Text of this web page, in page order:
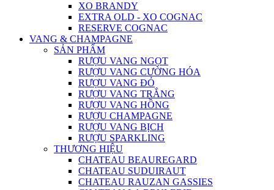
XO BRANDY
EXTRA OLD - XO COGNAC
RESERVE COGNAC
VANG & CHAMPAGNE
SẢN PHẨM
RƯỢU VANG NGỌT
RƯỢU VANG CƯỜNG HÓA
RƯỢU VANG ĐỎ
RƯỢU VANG TRẮNG
RƯỢU VANG HỒNG
RƯỢU CHAMPAGNE
RƯỢU VANG BỊCH
RƯỢU SPARKLING
THƯƠNG HIỆU
CHATEAU BEAUREGARD
CHATEAU SUDUIRAUT
CHATEAU RAUZAN GASSIES